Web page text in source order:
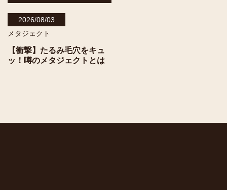
2026/08/03
メタジェクト
【衝撃】たるみ毛穴をキュ
ッ！噂のメタジェクトとは